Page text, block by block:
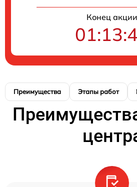
Конец акции
Преимущества Этапы работ